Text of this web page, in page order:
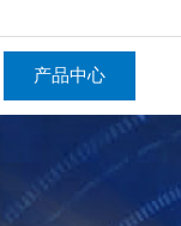
产品中心